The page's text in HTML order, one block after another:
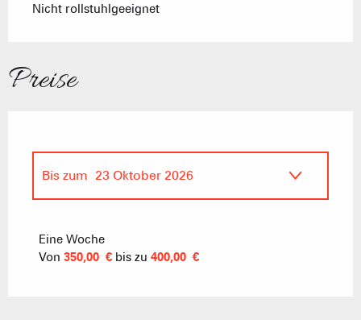
Nicht rollstuhlgeeignet
Preise
Bis zum 23 Oktober 2026
Eine Woche
Von 350,00 € bis zu 400,00 €